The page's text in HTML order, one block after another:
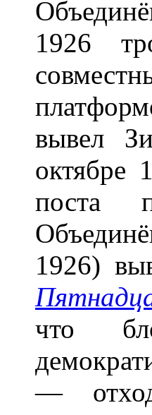
1926
вывел
октябре
поста
1926)
что
—